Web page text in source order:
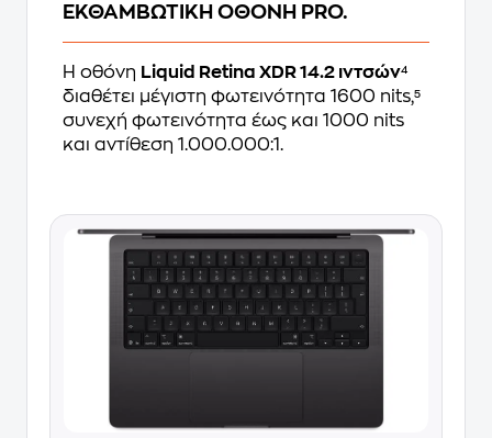
ΕΚΘΑΜΒΩΤΙΚΗ ΟΘΟΝΗ PRO.
Η οθόνη Liquid Retina XDR 14.2 ιντσών⁴
διαθέτει μέγιστη φωτεινότητα 1600 nits,⁵
συνεχή φωτεινότητα έως και 1000 nits
και αντίθεση 1.000.000:1.